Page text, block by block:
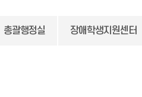
총괄행정실 장애학생지원센터